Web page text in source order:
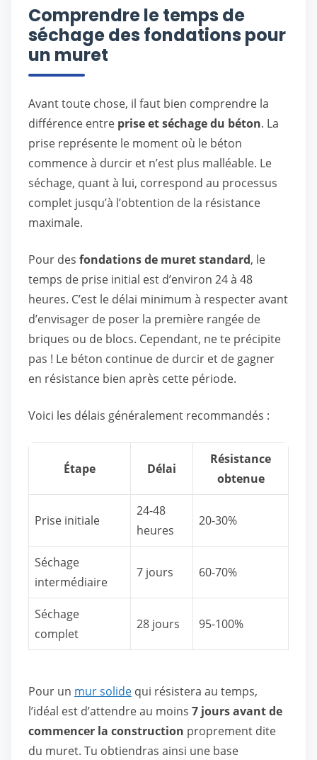
Comprendre le temps de
séchage des fondations pour
un muret
Avant toute chose, il faut bien comprendre la
différence entre prise et séchage du béton. La
prise représente le moment où le béton
commence à durcir et n’est plus malléable. Le
séchage, quant à lui, correspond au processus
complet jusqu’à l’obtention de la résistance
maximale.
Pour des fondations de muret standard, le
temps de prise initial est d’environ 24 à 48
heures. C’est le délai minimum à respecter avant
d’envisager de poser la première rangée de
briques ou de blocs. Cependant, ne te précipite
pas ! Le béton continue de durcir et de gagner
en résistance bien après cette période.
Voici les délais généralement recommandés :
Étape Délai
Résistance
obtenue
Prise initiale
24-48
heures
20-30%
Séchage
intermédiaire
7 jours 60-70%
Séchage
complet
28 jours 95-100%
Pour un mur solide qui résistera au temps,
l’idéal est d’attendre au moins 7 jours avant de
commencer la construction proprement dite
du muret. Tu obtiendras ainsi une base